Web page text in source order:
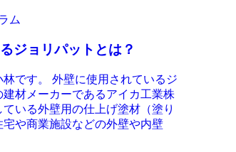
ム
ジョリパットとは？
です。 外壁に使用されているジ
材メーカーであるアイカ工業株
いる外壁用の仕上げ塗材（塗り
や商業施設などの外壁や内壁